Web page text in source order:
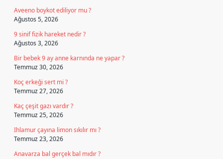
Aveeno boykot ediliyor mu ?
Ağustos 5, 2026
9 sinif fizik hareket nedir ?
Ağustos 3, 2026
Bir bebek 9 ay anne karnında ne yapar ?
Temmuz 30, 2026
Koç erkeği sert mi ?
Temmuz 27, 2026
Kaç çeşit gazı vardır ?
Temmuz 25, 2026
Ihlamur çayına limon sıkılır mı ?
Temmuz 23, 2026
Anavarza bal gerçek bal mıdır ?